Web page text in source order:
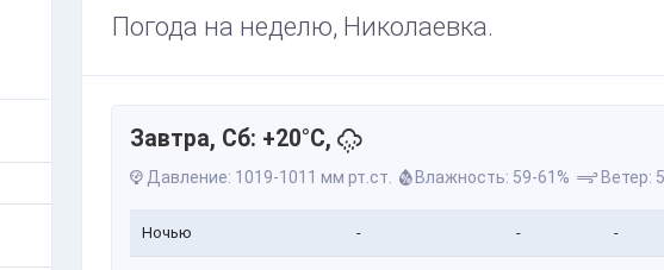
Погода на неделю, Николаевка.
Завтра, Сб: +20°C,
Давление: 1019-1011 мм рт.ст. Влажность: 59-61% Ветер:
Ночью - - -